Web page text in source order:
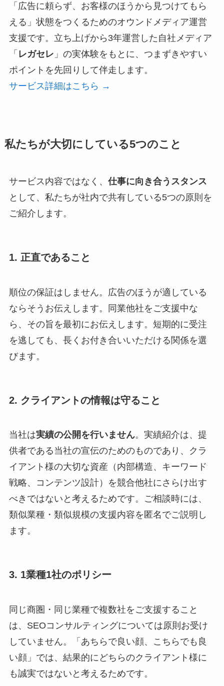
「広告に頼らず、お客様のほうから見つけてもら
える」状態をつくるためのオウンドメディア運営
支援です。立ち上げから3年運営した自社メディア
「 レガセレ 」の実体験をもとに、つまずきやすい
ポイントを先回りして伴走します。
サービス詳細はこちら →
私たちが大切にしている5つのこと
サービス内容ではなく、 仕事に向き合うスタンス
として、私たちが社内で共有している5つの原則を
ご紹介します。
1. 正直であること
順位の保証はしません。広告のほうが適している
ならそうお伝えします。同業他社をご支援中な
ら、その旨を最初にお伝えします。短期的に受注
を逃しても、長くお付き合いいただける関係を選
びます。
2. クライアントの情報は守ること
当社は実績の公開を行いません。実績紹介は、提
供者である当社の宣伝のためのものであり、クラ
イアント様の大切な資産（内部構造、キーワード
戦略、コンテンツ設計）を競合他社にさらけ出す
べきではないと考えるためです。ご相談時には、
類似業種・類似規模の支援内容を匿名でご説明し
ます。
3. 1業種1社のポリシー
同じ商圏・同じ業種で複数社をご支援すること
は、SEOコンサルティングについては原則お受け
していません。「あちらで良い顔、こちらでも良
い顔」では、結果的にどちらのクライアント様に
も誠実ではないと考えるためです。